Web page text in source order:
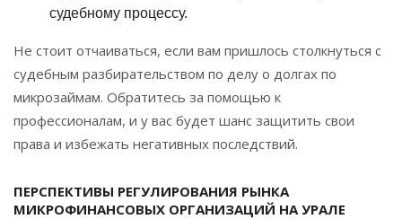
судебному процессу.
Не стоит отчаиваться, если вам пришлось столкнуться с
судебным разбирательством по делу о долгах по
микрозаймам. Обратитесь за помощью к
профессионалам, и у вас будет шанс защитить свои
права и избежать негативных последствий.
ПЕРСПЕКТИВЫ РЕГУЛИРОВАНИЯ РЫНКА
МИКРОФИНАНСОВЫХ ОРГАНИЗАЦИЙ НА УРАЛЕ